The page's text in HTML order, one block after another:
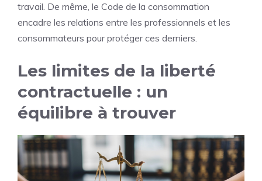
travail. De même, le Code de la consommation
encadre les relations entre les professionnels et les
consommateurs pour protéger ces derniers.
Les limites de la liberté
contractuelle : un
équilibre à trouver